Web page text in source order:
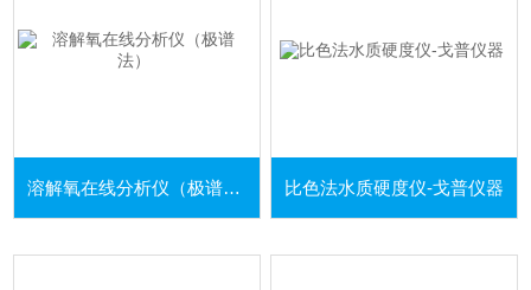
溶解氧在线分析仪（极谱法） 比色法水质硬度仪-戈普仪器